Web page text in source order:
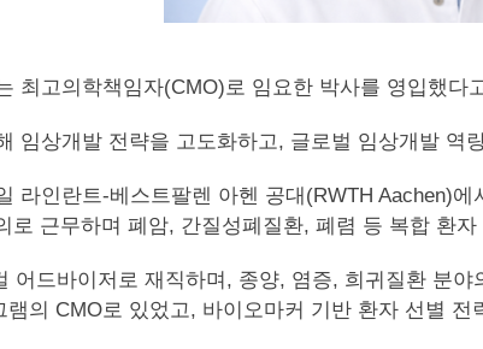
최고의학책임자(CMO)로 임요한 박사를 영입했다
임상개발 전략을 고도화하고, 글로벌 임상개발 역
라인란트-베스트팔렌 아헨 공대(RWTH Aachen)
로 근무하며 폐암, 간질성폐질환, 폐렴 등 복합 환
어드바이저로 재직하며, 종양, 염증, 희귀질환 분
의 CMO로 있었고, 바이오마커 기반 환자 선별